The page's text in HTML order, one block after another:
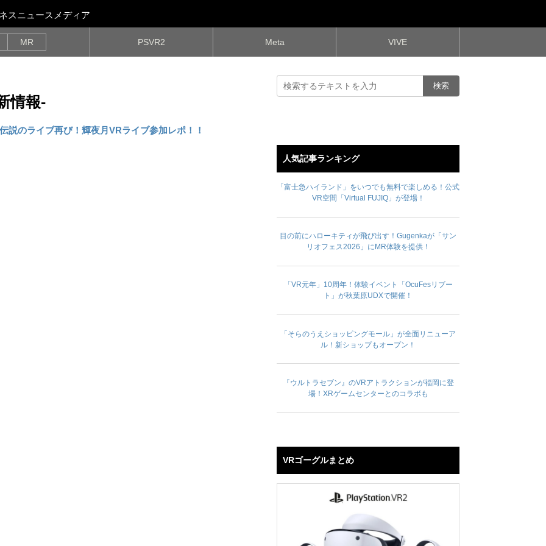
スニュースメディア
MR PSVR2 Meta VIVE
情報-
説のライブ再び！輝夜月VRライブ参加レポ！！
人気記事ランキング
「富士急ハイランド」をいつでも無料で楽しめる！公式
VR空間「Virtual FUJIQ」が登場！
目の前にハローキティが飛び出す！Gugenkaが「サン
リオフェス2026」にMR体験を提供！
「VR元年」10周年！体験イベント「OcuFesリブー
ト」が秋葉原UDXで開催！
「そらのうえショッピングモール」が全面リニューア
ル！新ショップもオープン！
『ウルトラセブン』のVRアトラクションが福岡に登
場！XRゲームセンターとのコラボも
VRゴーグルまとめ